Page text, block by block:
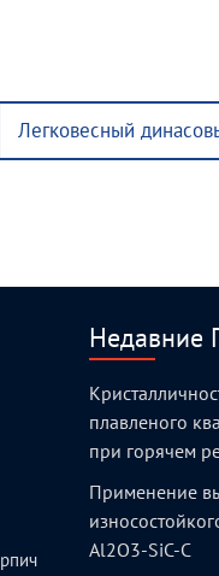
Next
post:
Легковесный
Недавние
плавленого
при горячем
Применение
Al2O3-SiC-C